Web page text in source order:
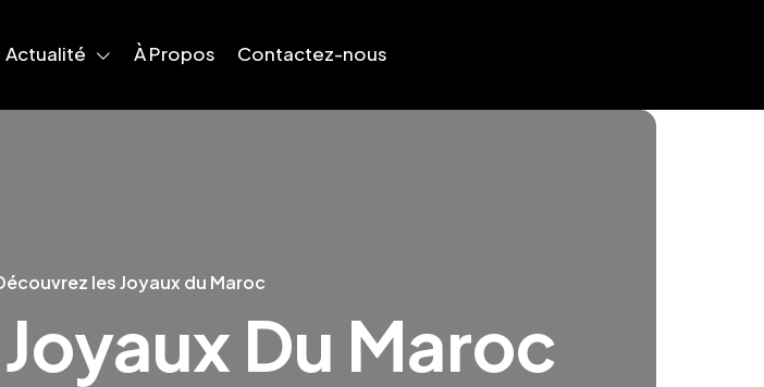
Actualité À Propos Contactez-nous
les Joyaux du Maroc
Du Maroc